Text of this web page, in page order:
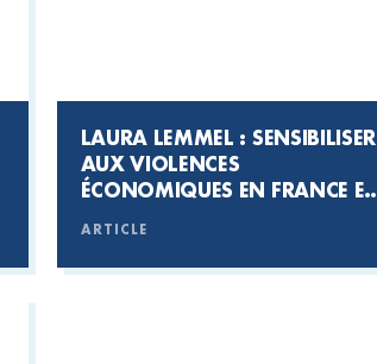
LAURA LEMMEL : SENSIBILISER
AUX VIOLENCES
ÉCONOMIQUES EN FRANCE ET
ARTICLE